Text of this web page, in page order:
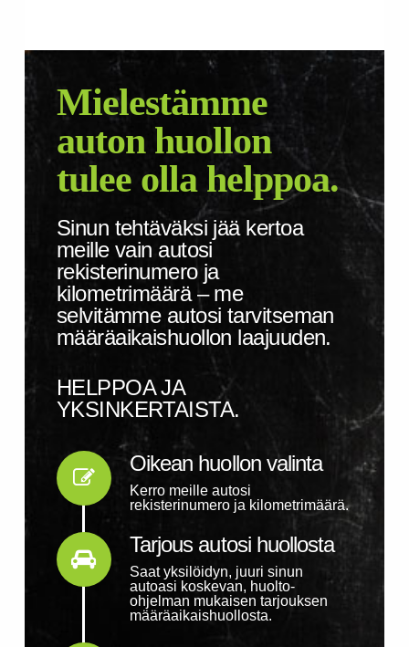
Mielestämme
auton huollon
tulee olla helppoa.
Sinun tehtäväksi jää kertoa
meille vain autosi
rekisterinumero ja
kilometrimäärä – me
selvitämme autosi tarvitseman
määräaikaishuollon laajuuden.
HELPPOA JA
YKSINKERTAISTA.
Connector.
Oikean huollon valinta
Kerro meille autosi
rekisterinumero ja kilometrimäärä.
Connector.
Tarjous autosi huollosta
Saat yksilöidyn, juuri sinun
autoasi koskevan, huolto-
ohjelman mukaisen tarjouksen
määräaikaishuollosta.